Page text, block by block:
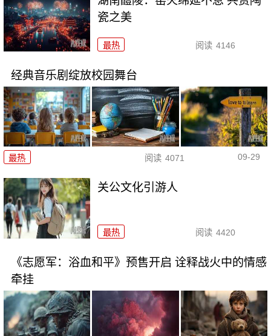
瓷之美
最热 阅读 4146
经典音乐剧绽放校园舞台
最热 阅读 4071 09-29
关公文化引游人
最热 阅读 4420
《志愿军：浴血和平》预售开启 诠释战火中的情感
牵挂